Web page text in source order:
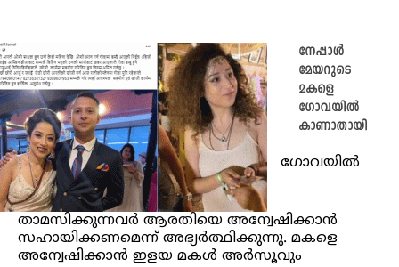
നേപ്പാള്‍
മേയറുടെ
മകളെ
ഗോവയില്‍
കാണാതായി
ഗോവയില്‍
താമസിക്കുന്നവര്‍ ആരതിയെ അന്വേഷിക്കാന്‍
സഹായിക്കണമെന്ന് അഭ്യര്‍ത്ഥിക്കുന്നു. മകളെ
അന്വേഷിക്കാന്‍ ഇളയ മകള്‍ അര്‍സൂവും